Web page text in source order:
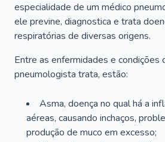
especialidade de um médico
ele previne, diagnostica e trata
respiratórias de diversas origens.
Entre as enfermidades e condições
pneumologista trata, estão:
Asma, doença no qual há a
aéreas, causando inchaços,
produção de muco em excesso;